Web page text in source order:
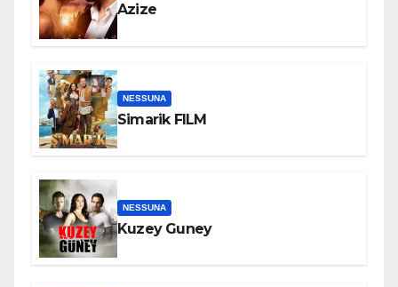
Azize
NESSUNA
Simarik FILM
NESSUNA
Kuzey Guney